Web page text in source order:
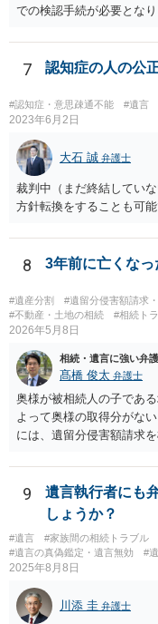
での検認手続が必要となり
7 認知症の人の公
#認知症・意思疎通不能 #遺言
2023年6月2日
大石 誠 弁護士
裁判中（まだ終結してい
方針転換をすることも可能
8 3年前に亡くな
#遺産分割 #遺留分侵害額請求
#不動産・土地の相続
#相続ト
2026年5月8日
相続・遺言に強い弁
髙橋 俊太 弁護士
奥様が被相続人の子であ
よって奥様の取得分がな
には、遺留分侵害額請求
記の義務化に関する説明
記については、不動産を
に申請する義務がありま
よび遺留分を侵害する贈
時効にかかります。また
有無にかかわらず行使で
効がいつから進むかは慎
から３年が経過している
9
遺言執行者にも
しょうか？
#遺言 #家族間の相続トラブル
#遺言の真偽鑑定・遺言無効
#
2025年8月8日
川添 圭 弁護士